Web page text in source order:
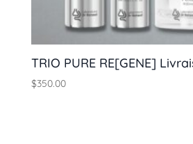
TRIO PURE RE[GENE]
$350.00